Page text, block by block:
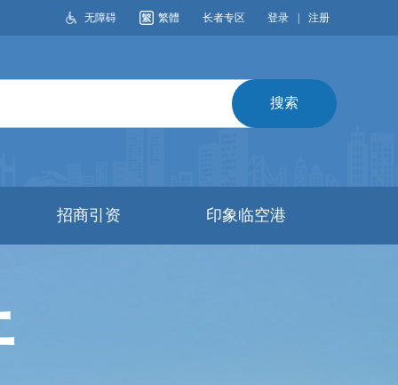
无障碍 繁體 长者专区 登录 注册
搜索
招商引资 印象临空港